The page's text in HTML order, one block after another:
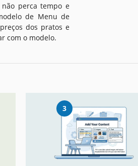
perca tempo e
de Menu de
dos pratos e
com o modelo.
3